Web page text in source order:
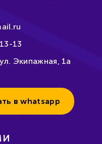
13
Экипажная, 1а
в whatsapp